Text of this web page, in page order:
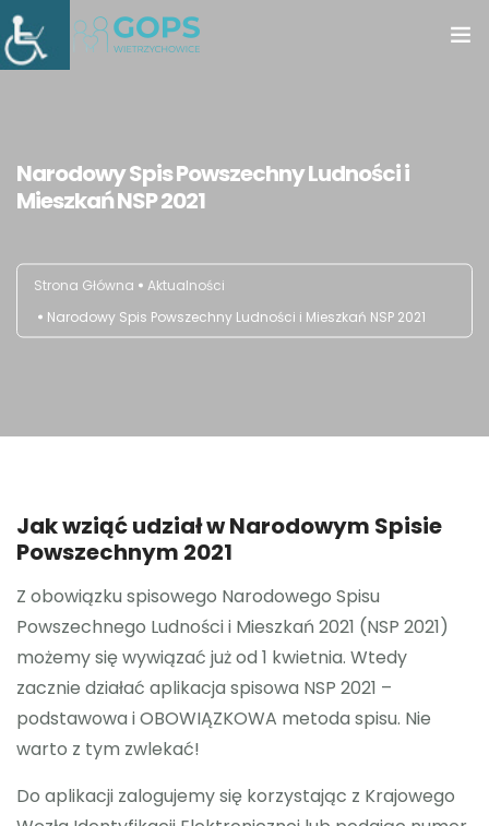
Świadczona pomoc
Opieka wytchnieniowa
Asystent osobisty osoby z niepełnosprawnością
Narodowy Spis Powszechny Ludności i
Mieszkań NSP 2021
Strona Główna
Aktualności
Narodowy Spis Powszechny Ludności i Mieszkań NSP 2021
Jak wziąć udział w Narodowym Spisie
Powszechnym 2021
Z obowiązku spisowego Narodowego Spisu
Powszechnego Ludności i Mieszkań 2021 (NSP 2021)
możemy się wywiązać już od 1 kwietnia. Wtedy
zacznie działać aplikacja spisowa NSP 2021 –
podstawowa i OBOWIĄZKOWA metoda spisu. Nie
warto z tym zwlekać!
Do aplikacji zalogujemy się korzystając z Krajowego